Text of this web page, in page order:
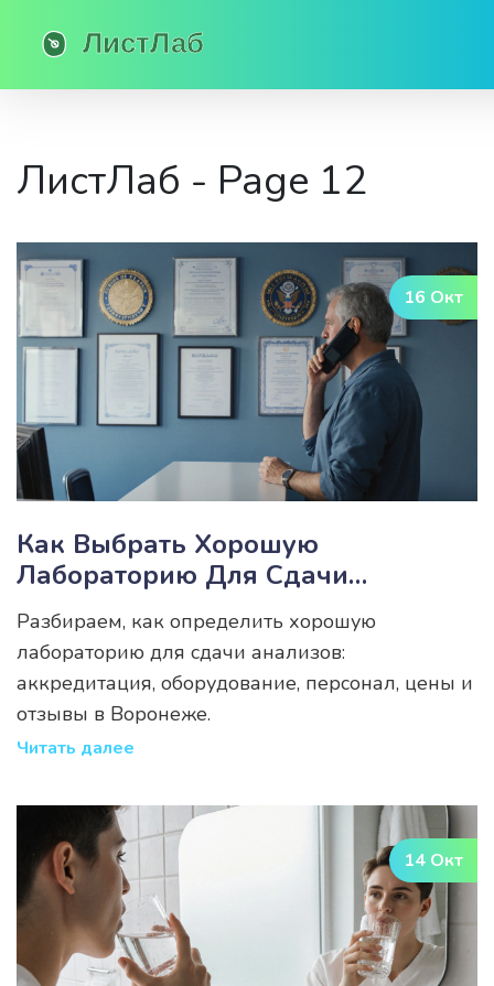
ЛистЛаб - Page 12
16 Окт
Как Выбрать Хорошую
Лабораторию Для Сдачи
Анализов
Разбираем, как определить хорошую
лабораторию для сдачи анализов:
аккредитация, оборудование, персонал, цены и
отзывы в Воронеже.
Читать далее
14 Окт